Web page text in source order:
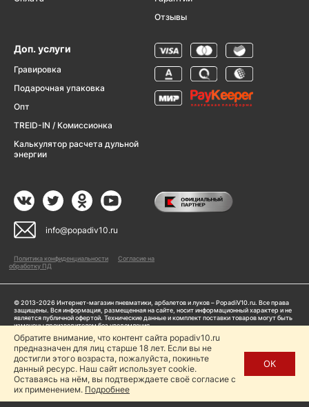
Отзывы
Доп. услуги
Гравировка
Подарочная упаковка
Опт
TREID-IN / Комиссионка
Калькулятор расчета дульной
энергии
info@popadiv10.ru
Политика конфиденциальности
Согласие на
обработку ПД
© 2013-2026 Интернет-магазин пневматики, арбалетов и луков – PopadiV10.ru. Все права
защищены. Вся информация, размещенная на сайте, носит информационный характер и не
является публичной офертой. Технические данные и комплект поставки товаров могут быть
изменены производителем без уведомления
ИП Жарук Александр Сергеевич, ОГРНИП: 314504704200042
Пользуясь сайтом Popadiv10.ru, пользователь автоматически соглашается с условиями,
прописанными в
Политике конфиденциальности
Копирование любой информации (тексты, фото, видео и др.) с сайта Popadiv10 запрещено,
за исключением наличия письменного согласия администрации сайта Popadiv10.
Обратите внимание, что контент сайта popadiv10.ru
предназначен для лиц старше 18 лет. Если вы не
достигли этого возраста, пожалуйста, покиньте
данный ресурс. Наш сайт использует cookie.
Оставаясь на нём, вы подтверждаете своё согласие с
их применением. Подробнее
ОК